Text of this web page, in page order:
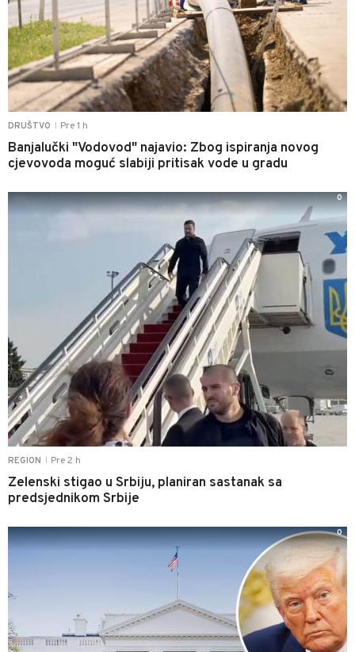
DRUŠTVO Pre 1 h
Banjalučki "Vodovod" najavio: Zbog ispiranja novog
cjevovoda moguć slabiji pritisak vode u gradu
REGION Pre 2 h
Zelenski stigao u Srbiju, planiran sastanak sa
predsjednikom Srbije
0
0